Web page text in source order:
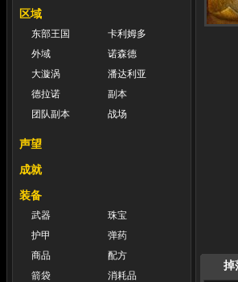
区域
东部王国
卡利姆多
外域
诺森德
大漩涡
潘达利亚
德拉诺
副本
团队副本
战场
声望
成就
装备
武器
珠宝
护甲
弹药
商品
配方
箭袋
消耗品
掉